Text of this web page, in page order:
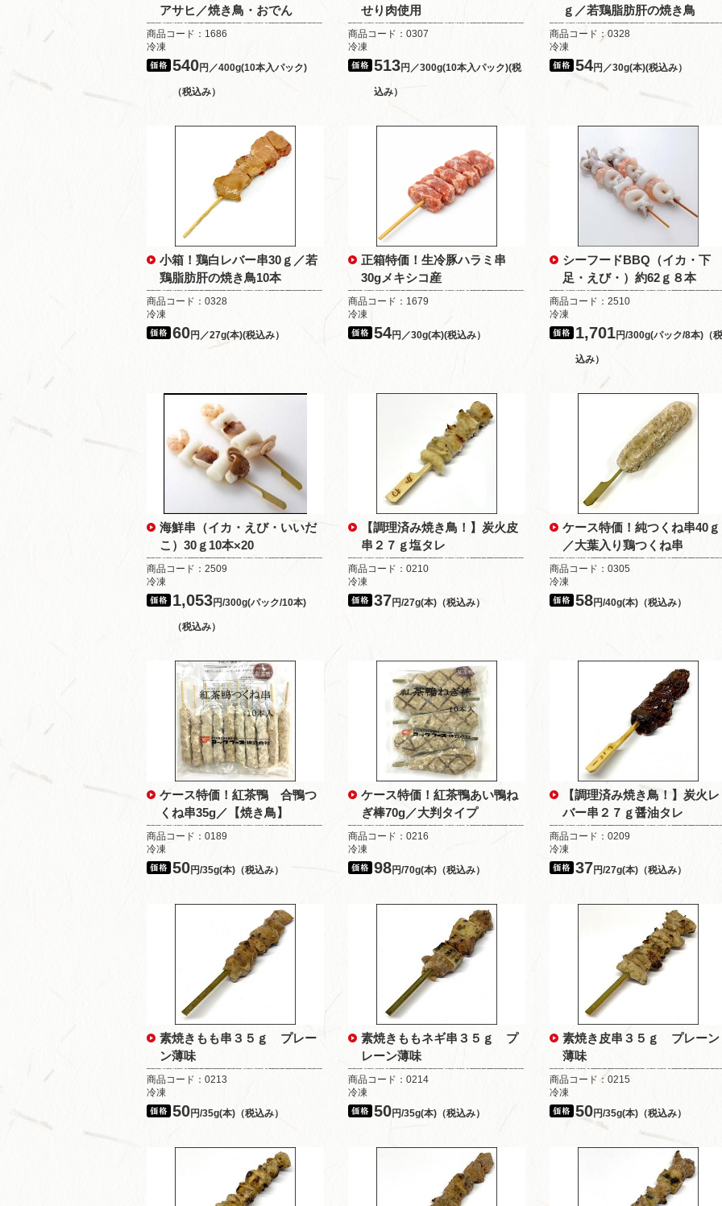
アサヒ／焼き鳥・おでん
商品コード：1686
冷凍
540円／400g(10本入パック)
（税込み）
せり肉使用
商品コード：0307
冷凍
513円／300g(10本入パック)(税
込み）
ｇ／若鶏脂肪肝の焼き鳥
商品コード：0328
冷凍
54円／30g(本)(税込み）
小箱！鶏白レバー串30ｇ／若
鶏脂肪肝の焼き鳥10本
商品コード：0328
冷凍
60円／27g(本)(税込み）
正箱特価！生冷豚ハラミ串
30gメキシコ産
商品コード：1679
冷凍
54円／30g(本)(税込み）
シーフードBBQ（イカ・下
足・えび・）約62ｇ８本
商品コード：2510
冷凍
1,701円/300g(パック/8本)（税
込み）
海鮮串（イカ・えび・いいだ
こ）30ｇ10本×20
商品コード：2509
冷凍
1,053円/300g(パック/10本)
（税込み）
【調理済み焼き鳥！】炭火皮
串２７ｇ塩タレ
商品コード：0210
冷凍
37円/27g(本)（税込み）
ケース特価！純つくね串40ｇ
／大葉入り鶏つくね串
商品コード：0305
冷凍
58円/40g(本)（税込み）
ケース特価！紅茶鴨 合鴨つ
くね串35g／【焼き鳥】
商品コード：0189
冷凍
50円/35g(本)（税込み）
ケース特価！紅茶鴨あい鴨ね
ぎ棒70g／大判タイプ
商品コード：0216
冷凍
98円/70g(本)（税込み）
【調理済み焼き鳥！】炭火レ
バー串２７ｇ醤油タレ
商品コード：0209
冷凍
37円/27g(本)（税込み）
素焼きもも串３５ｇ プレー
ン薄味
商品コード：0213
冷凍
50円/35g(本)（税込み）
素焼きももネギ串３５ｇ プ
レーン薄味
商品コード：0214
冷凍
50円/35g(本)（税込み）
素焼き皮串３５ｇ プレーン
薄味
商品コード：0215
冷凍
50円/35g(本)（税込み）